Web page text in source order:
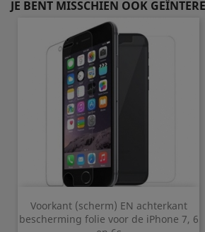
JE BENT MISSCHIEN OOK
Voorkant (scherm) EN achterkant
bescherming folie voor de iPhone 7, 6